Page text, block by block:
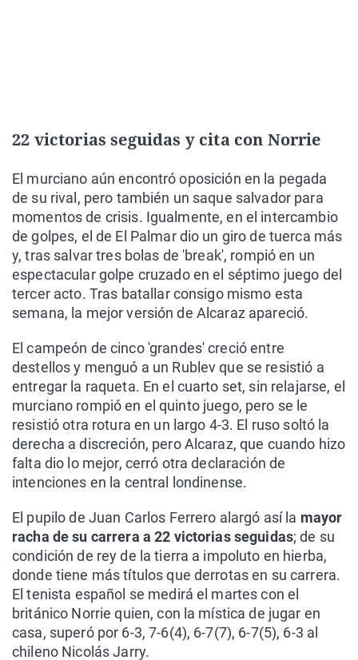
22 victorias seguidas y cita con Norrie
El murciano aún encontró oposición en la pegada
de su rival, pero también un saque salvador para
momentos de crisis. Igualmente, en el intercambio
de golpes, el de El Palmar dio un giro de tuerca más
y, tras salvar tres bolas de 'break', rompió en un
espectacular golpe cruzado en el séptimo juego del
tercer acto. Tras batallar consigo mismo esta
semana, la mejor versión de Alcaraz apareció.
El campeón de cinco 'grandes' creció entre
destellos y menguó a un Rublev que se resistió a
entregar la raqueta. En el cuarto set, sin relajarse, el
murciano rompió en el quinto juego, pero se le
resistió otra rotura en un largo 4-3. El ruso soltó la
derecha a discreción, pero Alcaraz, que cuando hizo
falta dio lo mejor, cerró otra declaración de
intenciones en la central londinense.
El pupilo de Juan Carlos Ferrero alargó así la mayor
racha de su carrera a 22 victorias seguidas; de su
condición de rey de la tierra a impoluto en hierba,
donde tiene más títulos que derrotas en su carrera.
El tenista español se medirá el martes con el
británico Norrie quien, con la mística de jugar en
casa, superó por 6-3, 7-6(4), 6-7(7), 6-7(5), 6-3 al
chileno Nicolás Jarry.